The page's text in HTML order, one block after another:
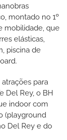
montado no 1º
mobilidade, que
elásticas,
piscina de
para
Del Rey, o BH
indoor com
(playground
Del Rey e do